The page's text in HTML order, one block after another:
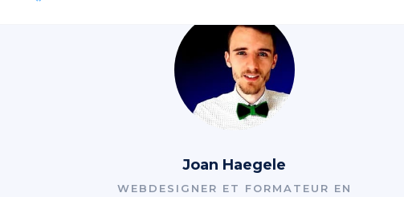
Joan Haegele
WEBDESIGNER ET FORMATEUR EN